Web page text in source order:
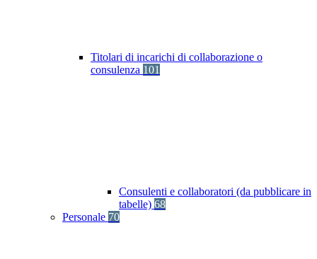
Titolari di incarichi di collaborazione o
consulenza 101
Consulenti e collaboratori (da pubblicare in
tabelle) 68
Personale 70